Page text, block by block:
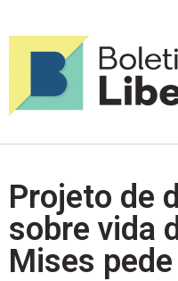
Projeto de
sobre vida
Mises